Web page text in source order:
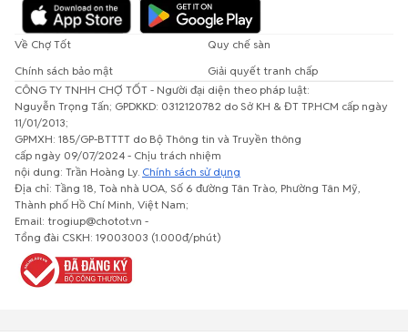
Về Chợ Tốt
Quy chế sàn
Chính sách bảo mật
Giải quyết tranh chấp
CÔNG TY TNHH CHỢ TỐT - Người đại diện theo pháp luật:
Nguyễn Trọng Tấn; GPDKKD: 0312120782 do Sở KH & ĐT TP.HCM cấp ngày
11/01/2013;
GPMXH: 185/GP-BTTTT do Bộ Thông tin và Truyền thông
cấp ngày 09/07/2024 - Chịu trách nhiệm
nội dung: Trần Hoàng Ly. Chính sách sử dụng
Địa chỉ: Tầng 18, Toà nhà UOA, Số 6 đường Tân Trào, Phường Tân Mỹ,
Thành phố Hồ Chí Minh, Việt Nam;
Email: trogiup@chotot.vn -
Tổng đài CSKH: 19003003 (1.000đ/phút)